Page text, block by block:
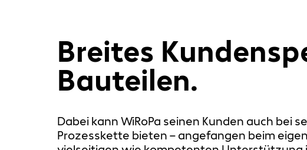
Breites
Bauteilen.
Dabei kann WiRoPa seinen Kunden auch bei
Prozesskette bieten – angefangen beim